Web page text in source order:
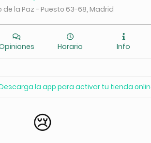
de la Paz - Puesto 63-68, Madrid
Horario Info
la app para activar tu tienda
😢